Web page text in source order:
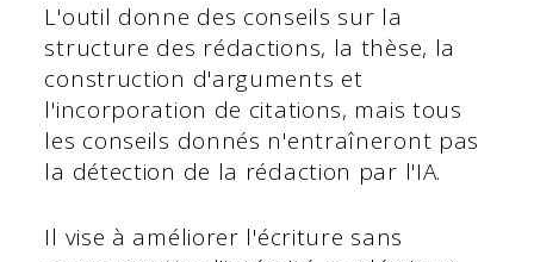
L'outil donne des conseils sur la
structure des rédactions, la thèse, la
construction d'arguments et
l'incorporation de citations, mais tous
les conseils donnés n'entraîneront pas
la détection de la rédaction par l'IA.
Il vise à améliorer l'écriture sans